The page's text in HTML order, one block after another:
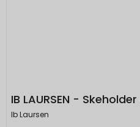
IB LAURSEN -
Ib Laursen